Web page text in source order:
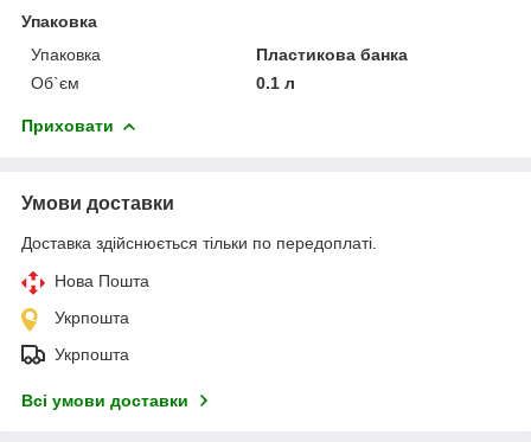
Упаковка
Упаковка
Пластикова банка
Об`єм
0.1 л
Приховати
Умови доставки
Доставка здійснюється тільки по передоплаті.
Нова Пошта
Укрпошта
Укрпошта
Всі умови доставки